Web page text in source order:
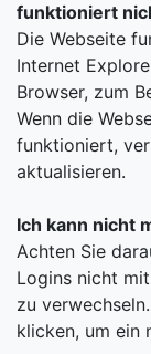
funktioniert
Die Webseite
Internet
Browser, zum
Wenn die
funktioniert,
aktualisieren.
Ich kann nicht
Achten Sie
Logins nicht
zu
klicken, um ein